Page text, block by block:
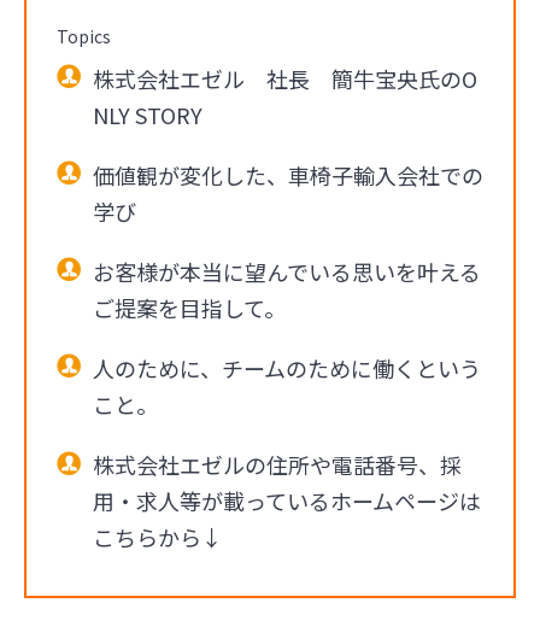
Topics
株式会社エゼル 社長 簡牛宝央氏のO
NLY STORY
価値観が変化した、車椅子輸入会社での
学び
お客様が本当に望んでいる思いを叶える
ご提案を目指して。
人のために、チームのために働くという
こと。
株式会社エゼルの住所や電話番号、採
用・求人等が載っているホームページは
こちらから↓